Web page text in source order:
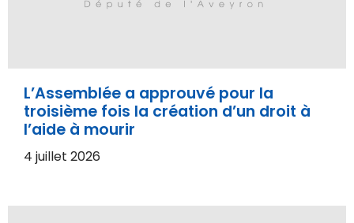
L’Assemblée a approuvé pour la
troisième fois la création d’un droit à
l’aide à mourir
4 juillet 2026